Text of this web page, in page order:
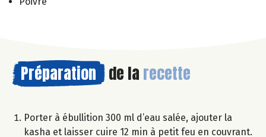
Préparation de la recette
Porter à ébullition 300 ml d’eau salée, ajouter la
kasha et laisser cuire 12 min à petit feu en couvrant.